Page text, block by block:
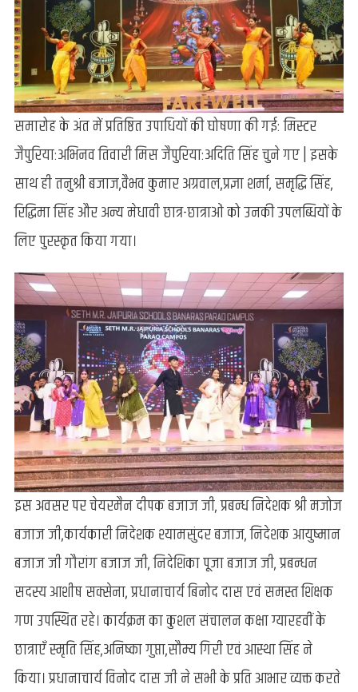
समारोह के अंत में प्रतिष्ठित उपाधियों की घोषणा की गई: मिस्टर
जैपुरिया:अभिनव तिवारी मिस जैपुरिया:अदिति सिंह चुने गए | इसके
साथ ही तनुश्री बजाज,वैभव कुमार अग्रवाल,प्रज्ञा शर्मा, समृद्धि सिंह,
रिद्धिमा सिंह और अन्य मेधावी छात्र-छात्राओं को उनकी उपलब्धियों के
लिए पुरस्कृत किया गया।
इस अवसर पर चेयरमैन दीपक बजाज जी, प्रबन्ध निदेशक श्री मजोज
बजाज जी,कार्यकारी निदेशक श्यामसुंदर बजाज, निदेशक आयुष्मान
बजाज जी गौरांग बजाज जी, निदेशिका पूजा बजाज जी, प्रबन्धन
सदस्य आशीष सक्सेना, प्रधानाचार्य बिनोद दास एवं समस्त शिक्षक
गण उपस्थित रहे। कार्यक्रम का कुशल संचालन कक्षा ग्यारहवीं के
छात्राएँ स्मृति सिंह,अनिष्का गुप्ता,सौम्य गिरी एवं आस्था सिंह ने
किया। प्रधानाचार्य विनोद दास जी ने सभी के प्रति आभार व्यक्त करते